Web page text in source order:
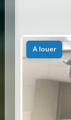
a louer